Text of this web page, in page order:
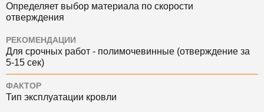
Определяет выбор материала по скорости
отверждения
РЕКОМЕНДАЦИИ
Для срочных работ - полимочевинные (отверждение за
5-15 сек)
ФАКТОР
Тип эксплуатации кровли